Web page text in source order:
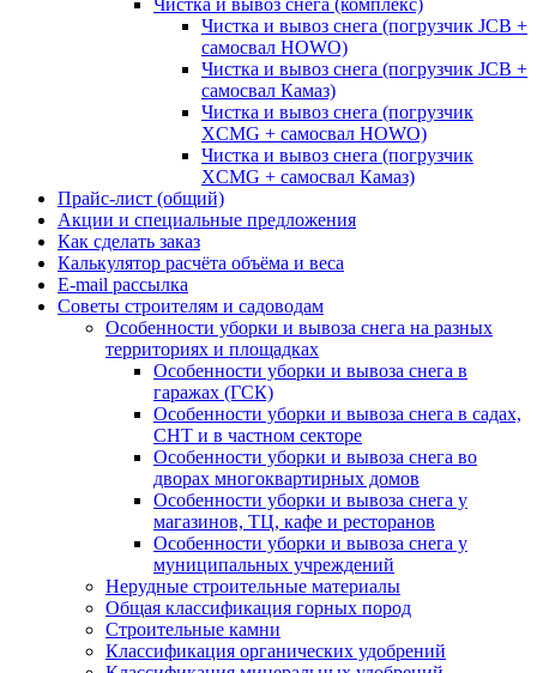
Чистка и вывоз снега (комплекс)
Чистка и вывоз снега (погрузчик JCB +
самосвал HOWO)
Чистка и вывоз снега (погрузчик JCB +
самосвал Камаз)
Чистка и вывоз снега (погрузчик
XCMG + самосвал HOWO)
Чистка и вывоз снега (погрузчик
XCMG + самосвал Камаз)
Прайс-лист (общий)
Акции и специальные предложения
Как сделать заказ
Калькулятор расчёта объёма и веса
E-mail рассылка
Советы строителям и садоводам
Особенности уборки и вывоза снега на разных
территориях и площадках
Особенности уборки и вывоза снега в
гаражах (ГСК)
Особенности уборки и вывоза снега в садах,
СНТ и в частном секторе
Особенности уборки и вывоза снега во
дворах многоквартирных домов
Особенности уборки и вывоза снега у
магазинов, ТЦ, кафе и ресторанов
Особенности уборки и вывоза снега у
муниципальных учреждений
Нерудные строительные материалы
Общая классификация горных пород
Строительные камни
Классификация органических удобрений